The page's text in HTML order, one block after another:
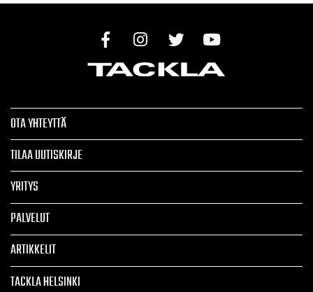
OTA YHTEYTTÄ
TILAA UUTISKIRJE
YRITYS
PALVELUT
ARTIKKELIT
TACKLA HELSINKI